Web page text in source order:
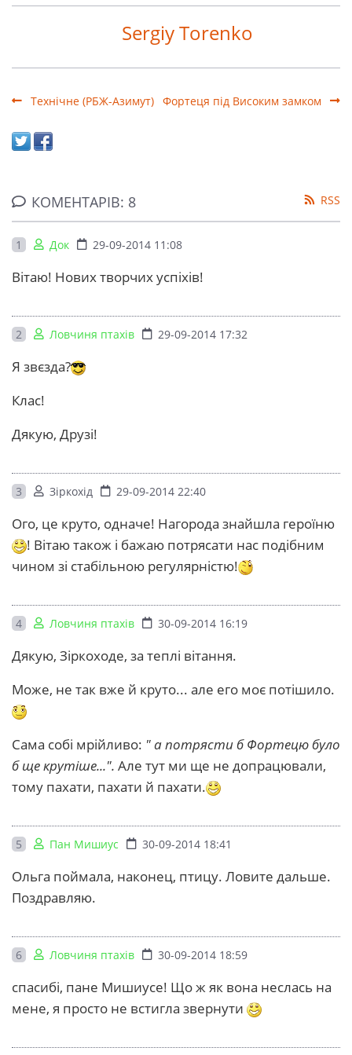
Sergiy Torenko
Технічне (РБЖ-Азимут) Фортеця під Високим замком
КОМЕНТАРІВ: 8 RSS
1 Док 29-09-2014 11:08
Вітаю! Нових творчих успіхів!
2 Ловчиня птахів 29-09-2014 17:32
Я звєзда?
Клас!
Дякую, Друзі!
3 Зіркохід 29-09-2014 22:40
Ого, це круто, одначе! Нагорода знайшла героїню
! Вітаю також і бажаю потрясати нас подібним
чином зі стабільною регулярністю!
4 Ловчиня птахів 30-09-2014 16:19
Дякую, Зіркоходе, за теплі вітання.
Може, не так вже й круто... але его моє потішило.
Сама собі мрійливо: " а потрясти б Фортецю було
б ще крутіше...". Але тут ми ще не допрацювали,
тому пахати, пахати й пахати.
5 Пан Мишиус 30-09-2014 18:41
Ольга поймала, наконец, птицу. Ловите дальше.
Поздравляю.
6 Ловчиня птахів 30-09-2014 18:59
спасибі, пане Мишиусе! Що ж як вона неслась на
мене, я просто не встигла звернути